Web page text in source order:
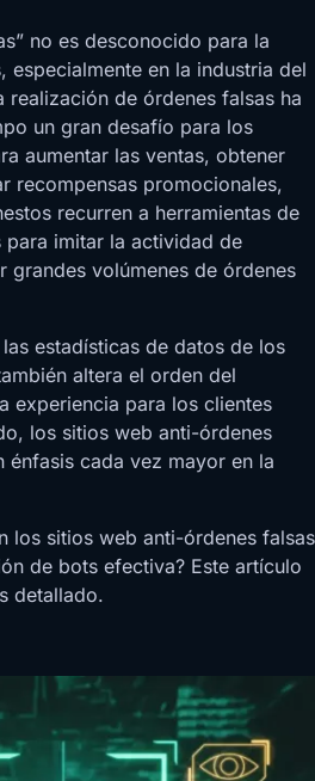
no es desconocido para la
especialmente en la industria del
de órdenes falsas ha
un gran desafío para los
aumentar las ventas, obtener
recompensas promocionales,
recurren a herramientas de
imitar la actividad de
grandes volúmenes de órdenes
estadísticas de datos de los
altera el orden del
experiencia para los clientes
los sitios web anti-órdenes
énfasis cada vez mayor en la
los sitios web anti-órdenes falsas
de bots efectiva? Este artículo
detallado.